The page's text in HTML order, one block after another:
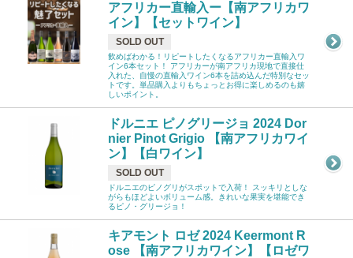
アフリカー直輸入ー【南アフリカワ
イン】【セットワイン】
SOLD OUT
飲めばわかる！リピートしたくなるアフリカー直輸入ワ
イン6本セット！ アフリカーが南アフリカ現地で直接仕
入れた、自慢の直輸入ワイン6本を詰め込んだ特別なセッ
トです。単品購入よりもちょっとお得に楽しめるのも嬉
しいポイント。
ドルニエ ピノグリージョ 2024 Dor
nier Pinot Grigio 【南アフリカワイ
ン】【白ワイン】
SOLD OUT
ドルニエのピノグリがスポットで入荷！ スッキリとしな
がらもほどよいボリューム感。きれいな果実を堪能でき
るピノ・グリージョ！
キアモント ロゼ 2024 Keermont R
ose 【南アフリカワイン】【ロゼワ